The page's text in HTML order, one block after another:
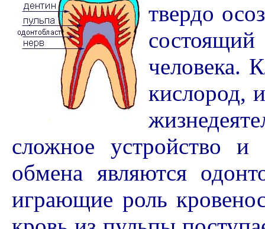
твердо
человека.
кислород,
сложное устройство
обмена являются
играющие роль